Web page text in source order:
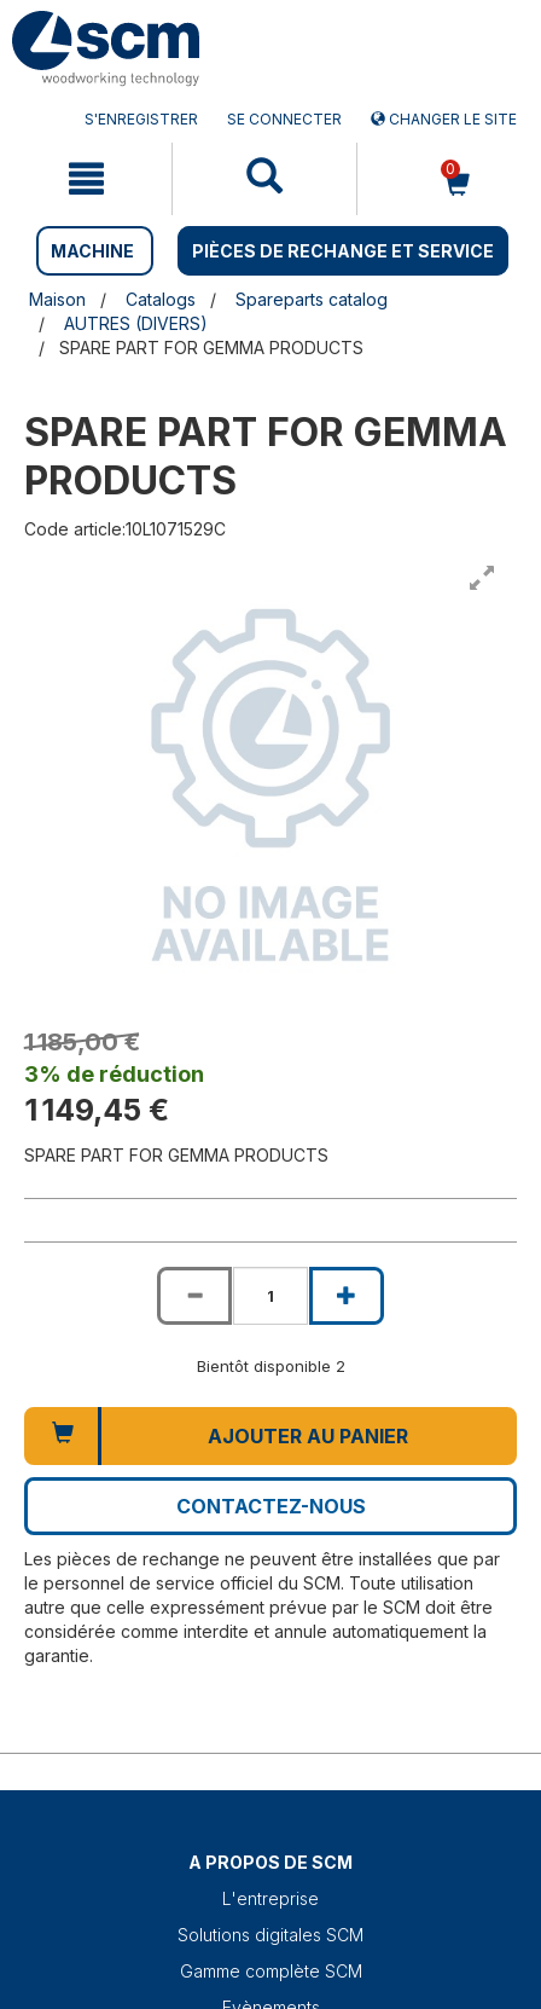
Aller
au
contenu
Menu
sauter
S'ENREGISTRER SE CONNECTER CHANGER LE SITE
0
MACHINE PIÈCES DE RECHANGE ET SERVICE
Maison Catalogs
Spareparts catalog
AUTRES (DIVERS)
SPARE PART FOR GEMMA PRODUCTS
SPARE PART FOR GEMMA
PRODUCTS
Code article:10L1071529C
1 185,00 €
3% de réduction
1 149,45 €
SPARE PART FOR GEMMA PRODUCTS
Bientôt disponible 2
AJOUTER AU PANIER
CONTACTEZ-NOUS
Les pièces de rechange ne peuvent être installées que par
le personnel de service officiel du SCM. Toute utilisation
autre que celle expressément prévue par le SCM doit être
considérée comme interdite et annule automatiquement la
garantie.
A PROPOS DE SCM
L'entreprise
Solutions digitales SCM
Gamme complète SCM